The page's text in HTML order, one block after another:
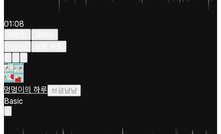
01:08
멍멍이의 하루 브금냠냠
Basic